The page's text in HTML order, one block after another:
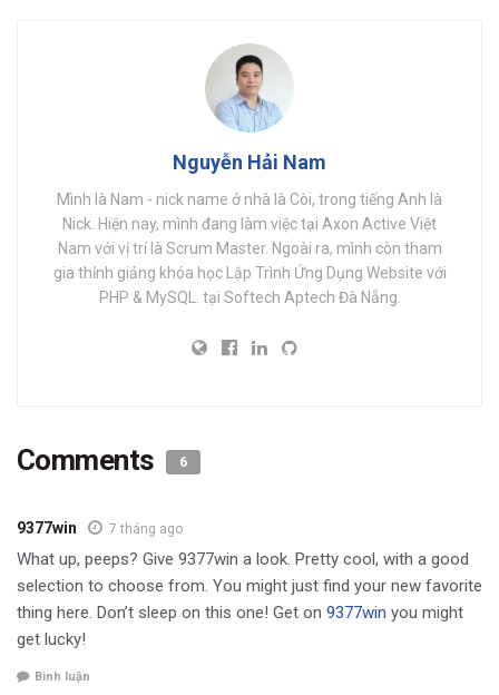
Nguyễn Hải Nam
Mình là Nam - nick name ở nhà là Còi, trong tiếng Anh là
Nick. Hiện nay, mình đang làm việc tại Axon Active Việt
Nam với vị trí là Scrum Master. Ngoài ra, mình còn tham
gia thỉnh giảng khóa học Lập Trình Ứng Dụng Website với
PHP & MySQL. tại Softech Aptech Đà Nẵng.
Comments 6
9377win 7 tháng ago
What up, peeps? Give 9377win a look. Pretty cool, with a good
selection to choose from. You might just find your new favorite
thing here. Don’t sleep on this one! Get on 9377win you might
get lucky!
Bình luận